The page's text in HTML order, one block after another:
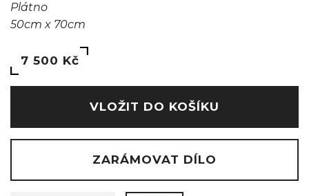
Plátno
50cm x 70cm
7 500 Kč
VLOŽIT DO KOŠÍKU
ZARÁMOVAT DÍLO